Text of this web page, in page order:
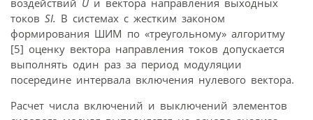
воздействий Uи вектора направления выходных
токов SI. В системах с жестким законом
формирования ШИМ по «треугольному» алгоритму
[5] оценку вектора направления токов допускается
выполнять один раз за период модуляции
посередине интервала включения нулевого вектора.
Расчет числа включений и выключений элементов